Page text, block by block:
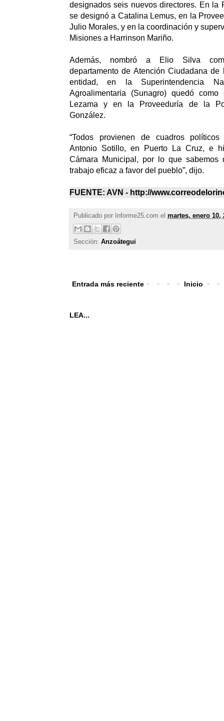
designados seis nuevos directores. En la
se designó a Catalina Lemus, en la
Julio Morales, y en la coordinación y
Misiones a Harrinson Mariño.
Además, nombró a Elio Silva
departamento de Atención Ciudadana
entidad, en la Superintendencia
Agroalimentaria (Sunagro) quedó como
Lezama y en la Proveeduría de la
González.
“Todos provienen de cuadros
Antonio Sotillo, en Puerto La Cruz, e
Cámara Municipal, por lo que sabemos
trabajo eficaz a favor del pueblo”, dijo.
FUENTE: AVN - http://
Publicado por Informe25.com el martes, enero 10,
Sección: Anzoátegui
Entrada más reciente Inicio
LEA...